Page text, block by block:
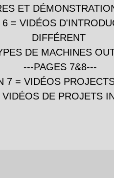
ET
= VIDÉOS
DIFFÉRENT
DE MACHINES
---PAGES 7&8---
7 = VIDÉOS
DE PROJETS